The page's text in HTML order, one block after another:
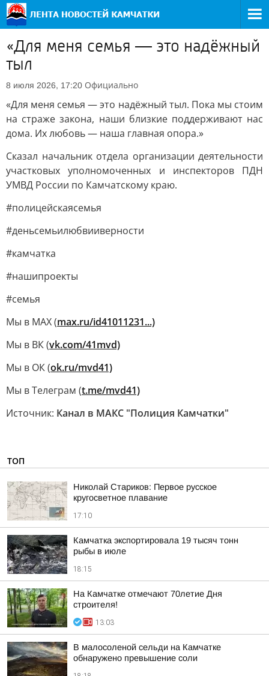
«Для меня семья — это надёжный
тыл
8 июля 2026, 17:20 Официально
«Для меня семья — это надёжный тыл. Пока мы стоим
на страже закона, наши близкие поддерживают нас
дома. Их любовь — наша главная опора.»
Сказал начальник отдела организации деятельности
участковых уполномоченных и инспекторов ПДН
УМВД России по Камчатскому краю.
#полицейскаясемья
#деньсемьилюбвииверности
#камчатка
#нашипроекты
#семья
Мы в MAX (max.ru/id41011231...)
Мы в ВК (vk.com/41mvd)
Мы в ОК (ok.ru/mvd41)
Мы в Телеграм (t.me/mvd41)
Источник: Канал в МАКС "Полиция Камчатки"
ТОП
Николай Стариков: Первое русское
кругосветное плавание
17:10
Камчатка экспортировала 19 тысяч тонн
рыбы в июле
18:15
На Камчатке отмечают 70летие Дня
строителя!
13:03
В малосоленой сельди на Камчатке
обнаружено превышение соли